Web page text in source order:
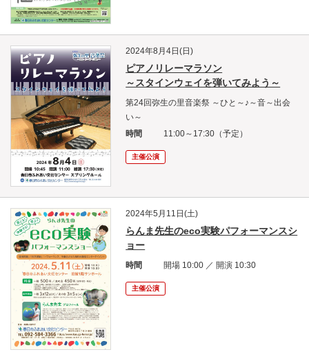
2024年8月4日(日)
ピアノリレーマラソン
～スタインウェイを弾いてみよう～
第24回弥生の里音楽祭 ～ひと～♪～音～出会
い～
時間
11:00～17:30（予定）
主催公演
2024年5月11日(土)
らんま先生のeco実験パフォーマンスシ
ョー
時間 開場 10:00 ／ 開演 10:30
主催公演